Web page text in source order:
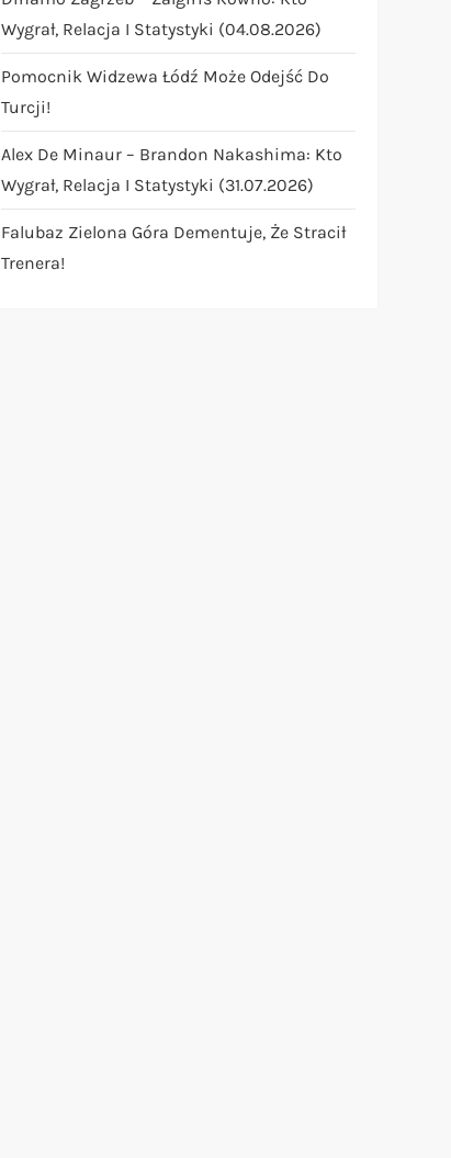
Wygrał, Relacja I Statystyki (04.08.2026)
Pomocnik Widzewa Łódź Może Odejść Do
Turcji!
Alex De Minaur – Brandon Nakashima: Kto
Wygrał, Relacja I Statystyki (31.07.2026)
Falubaz Zielona Góra Dementuje, Że Stracił
Trenera!